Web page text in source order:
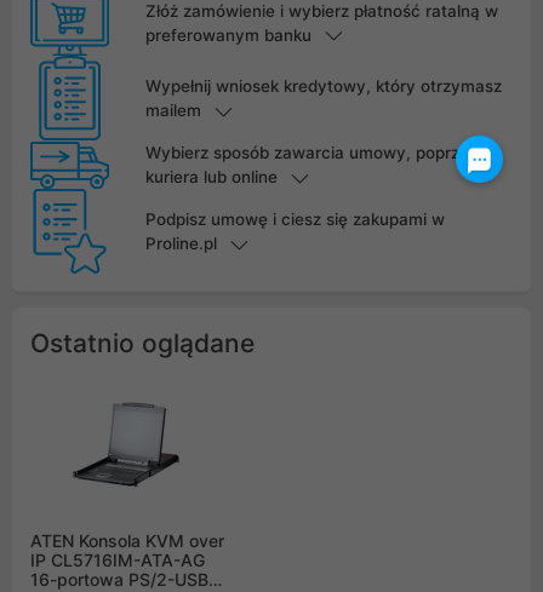
Złóż zamówienie i wybierz płatność ratalną w
preferowanym banku
Wypełnij wniosek kredytowy, który otrzymasz
mailem
Wybierz sposób zawarcia umowy, poprzez
kuriera lub online
Podpisz umowę i ciesz się zakupami w
Proline.pl
Ostatnio oglądane
ATEN Konsola KVM over
IP CL5716IM-ATA-AG
16-portowa PS/2-USB